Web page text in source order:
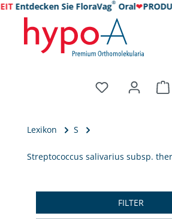
Entdecken Sie FloraVag ®Oral❤
Lexikon S
Streptococcus salivarius subsp.
FILTER